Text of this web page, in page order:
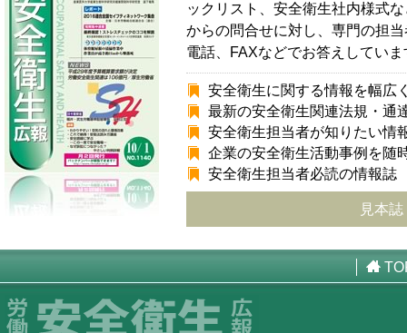
ックリスト、安全衛生社内様式
からの問合せに対し、専門の担
電話、FAXなどでお答えしていま
安全衛生に関する情報を幅広
最新の安全衛生関連法規・通
安全衛生担当者が知りたい情
企業の安全衛生活動事例を随
安全衛生担当者必読の情報誌
見本